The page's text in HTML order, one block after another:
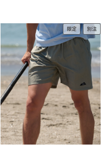
限定 別注